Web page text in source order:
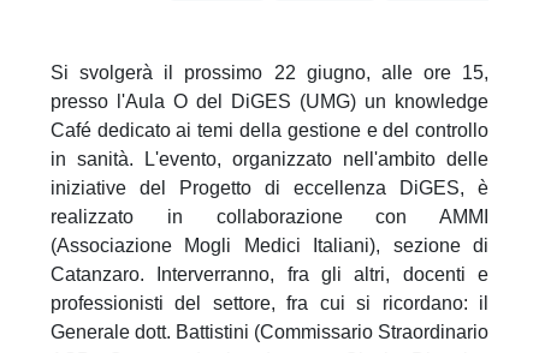
Si svolgerà il prossimo 22 giugno, alle ore 15,
presso l'Aula O del DiGES (UMG) un knowledge
Café dedicato ai temi della gestione e del controllo
in sanità. L'evento, organizzato nell'ambito delle
iniziative del Progetto di eccellenza DiGES, è
realizzato in collaborazione con AMMI
(Associazione Mogli Medici Italiani), sezione di
Catanzaro. Interverranno, fra gli altri, docenti e
professionisti del settore, fra cui si ricordano: il
Generale dott. Battistini (Commissario Straordinario